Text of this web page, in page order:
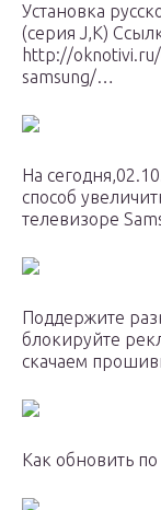
Установка
(серия J,K)
http://oknotivi.ru/
samsung/…
На
способ
телевизоре
Поддержите
блокируйте
скачаем
Как обновить